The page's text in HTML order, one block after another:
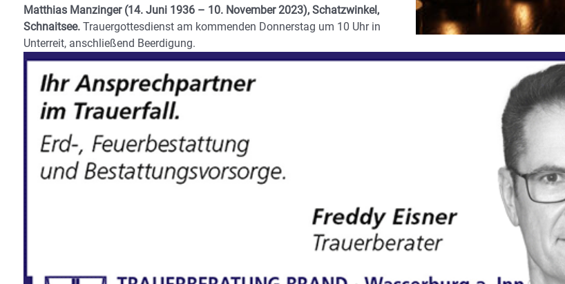
Matthias Manzinger (14. Juni 1936 – 10. November 2023), Schatzwinkel,
Schnaitsee. Trauergottesdienst am kommenden Donnerstag um 10 Uhr in
Unterreit, anschließend Beerdigung.